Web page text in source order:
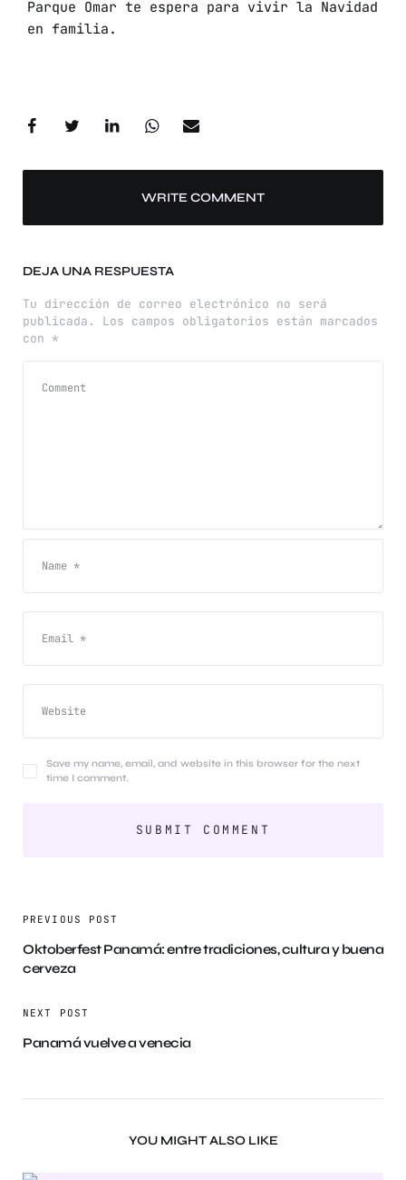
Parque Omar te espera para vivir la Navidad
en familia.
WRITE COMMENT
DEJA UNA RESPUESTA
Tu dirección de correo electrónico no será
publicada.
Los campos obligatorios están marcados
con *
Save my name, email, and website in this browser for the next
time I comment.
PREVIOUS POST
Oktoberfest Panamá: entre tradiciones, cultura y buena
cerveza
NEXT POST
Panamá vuelve a venecia
YOU MIGHT ALSO LIKE